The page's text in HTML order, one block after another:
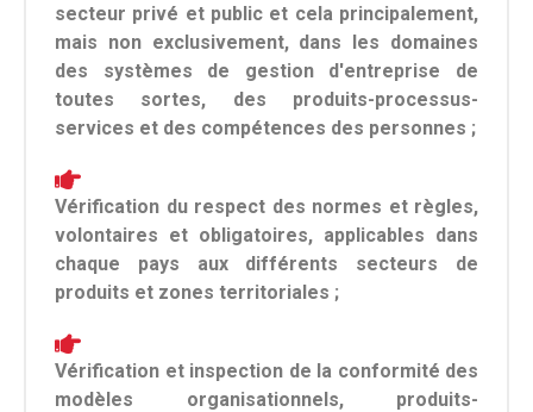
secteur privé et public et cela principalement,
mais non exclusivement, dans les domaines
des systèmes de gestion d'entreprise de
toutes sortes, des produits-processus-
services et des compétences des personnes ;
Vérification du respect des normes et règles,
volontaires et obligatoires, applicables dans
chaque pays aux différents secteurs de
produits et zones territoriales ;
Vérification et inspection de la conformité des
modèles organisationnels, produits-